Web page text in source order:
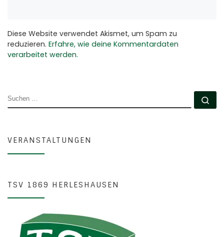
Diese Website verwendet Akismet, um Spam zu
reduzieren. Erfahre, wie deine Kommentardaten
verarbeitet werden.
SUCHE
VERANSTALTUNGEN
TSV 1869 HERLESHAUSEN